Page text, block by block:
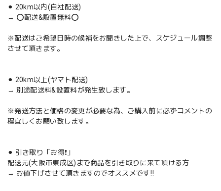
⚫︎ 20km以内(自社配送)
→ ⭕️配送&設置無料⭕️
※配送はご希望日時の候補をお聞きした上で、スケジュール調整
させて頂きます。
⚫︎ 20km以上(ヤマト配送)
→ 別途配送料&設置料が発生致します。
※発送方法と価格の変更が必要な為、ご購入前に必ずコメントの
程宜しくお願い致します。
⚫︎ 引き取り「お得❗️」
配送元(大阪市東成区)まで商品を引き取りに来て頂ける方
→ お値下げさせて頂きますのでオススメです‼️